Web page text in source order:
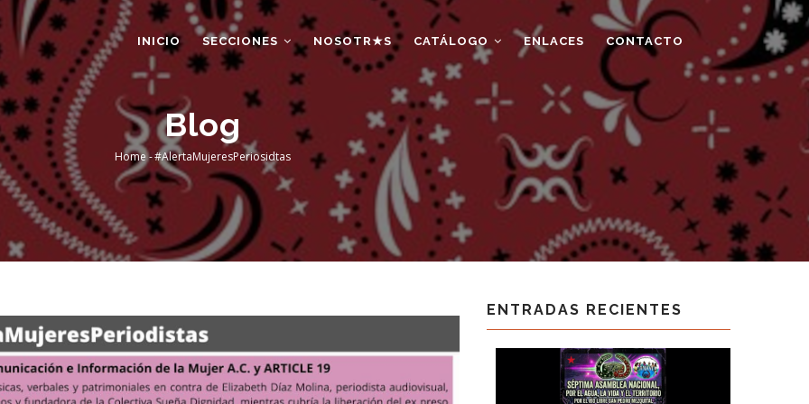
INICIO SECCIONES NOSOTR★S CATÁLOGO ENLACES CONTACTO
Blog
Breadcrumb
Home -#AlertaMujeresPeriosidtas
ENTRADAS RECIENTES